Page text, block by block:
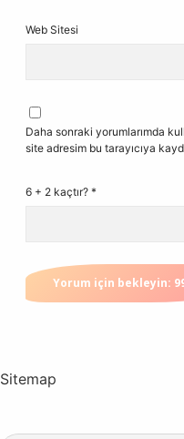
Web Sitesi
Daha sonraki yorumlarımda
site adresim bu tarayıcıya
6 + 2 kaçtır? *
Sitemap